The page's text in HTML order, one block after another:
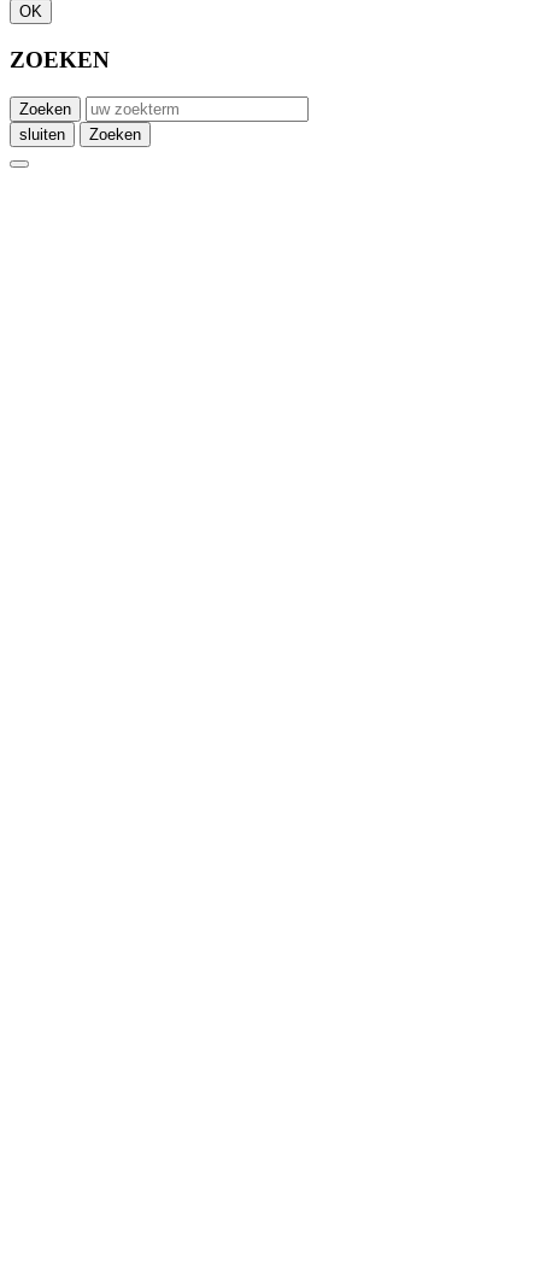
OK
ZOEKEN
Zoeken
sluiten
Zoeken